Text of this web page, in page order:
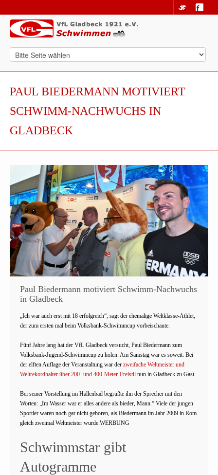
PAUL BIEDERMANN MOTIVIERT
SCHWIMM-NACHWUCHS IN
GLADBECK
Paul Biedermann motiviert Schwimm-Nachwuchs
in Gladbeck
„Ich war auch erst mit 18 erfolgreich“, sagt der ehemalige Weltklasse-Athlet,
der zum ersten mal beim Volksbank-Schwimmcup vorbeischaute.
Fünf Jahre lang hat der VfL Gladbeck versucht, Paul Biedermann zum
Volksbank-Jugend-Schwimmcup zu holen. Am Samstag war es soweit: Bei
der elften Auflage der Veranstaltung war der zweifache Weltmeister und
Weltrekordhalter über 200- und 400-Meter-Freistil nun in Gladbeck zu Gast.
Bei seiner Vorstellung im Hallenbad begrüßte ihn der Sprecher mit den
Worten: „Im Wasser war er alles andere als bieder, Mann.“ Viele der jungen
Sportler waren noch gar nicht geboren, als Biedermann im Jahr 2009 in Rom
gleich zweimal Weltmeister wurde.WERBUNG
Schwimmstar gibt
Autogramme